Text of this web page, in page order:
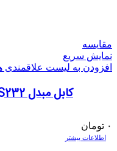
مقایسه
نمایش سریع
افزودن به لیست علاقمندی
کابل مبدل USB TO RS232 مدل AK701
۰ تومان
اطلاعات بیشتر